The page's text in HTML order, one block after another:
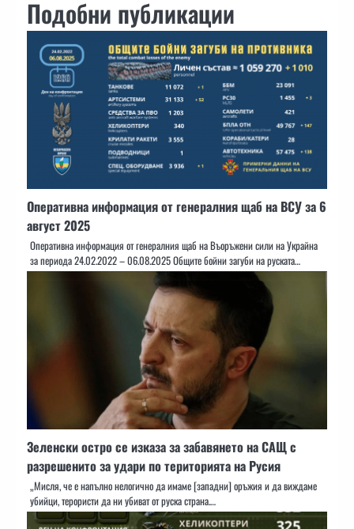
Подобни публикации
Оперативна информация от генералния щаб на ВСУ за 6
август 2025
Оперативна информация от генералния щаб на Въоръжени сили на Украйна
за периода 24.02.2022 – 06.08.2025 Общите бойни загуби на руската…
Зеленски остро се изказа за забавянето на САЩ с
разрешенито за удари по територията на Русия
„Мисля, че е напълно нелогично да имаме [западни] оръжия и да виждаме
убийци, терористи да ни убиват от руска страна.…